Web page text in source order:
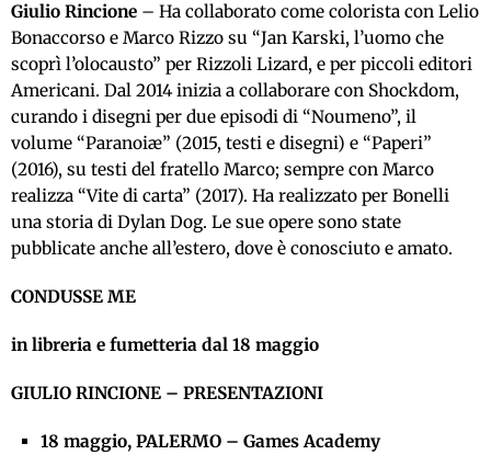
Giulio Rincione – Ha collaborato come colorista con Lelio
Bonaccorso e Marco Rizzo su “Jan Karski, l’uomo che
scoprì l’olocausto” per Rizzoli Lizard, e per piccoli editori
Americani. Dal 2014 inizia a collaborare con Shockdom,
curando i disegni per due episodi di “Noumeno”, il
volume “Paranoiæ” (2015, testi e disegni) e “Paperi”
(2016), su testi del fratello Marco; sempre con Marco
realizza “Vite di carta” (2017). Ha realizzato per Bonelli
una storia di Dylan Dog. Le sue opere sono state
pubblicate anche all’estero, dove è conosciuto e amato.
CONDUSSE ME
in libreria e fumetteria dal 18 maggio
GIULIO RINCIONE – PRESENTAZIONI
18 maggio, PALERMO – Games Academy